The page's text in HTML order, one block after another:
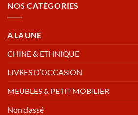
NOS CATÉGORIES
A LA UNE
CHINE & ETHNIQUE
LIVRES D’OCCASION
MEUBLES & PETIT MOBILIER
Non classé